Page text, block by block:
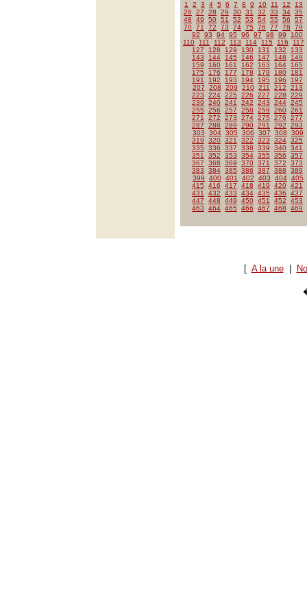
1 2 3 4 5 6 7 8 9 10 11 12
13
26
27 28 29 30 31 32 33 34 35
48
49 50 51 52 53 54 55 56
57
70 71 72 73 74 75 76 77 78
79
92
93 94 95 96 97 98 99
100
110
111 112 113 114 115 116
117
127
128 129 130 131 132
133
143
144 145 146 147 148
149
159
160 161 162 163 164
165
175
176 177 178 179 180
181
191
192 193 194 195 196
197
207
208 209 210 211 212
213
223
224 225 226 227 228
229
239
240 241 242 243 244 245
255
256 257 258 259 260 261
271
272 273 274 275 276
277
287
288 289 290 291 292
293
303
304 305 306 307 308
309
319
320 321 322 323 324 325
335
336 337 338 339 340 341
351
352 353 354 355 356
357
367
368 369 370 371 372
373
383
384 385 386 387 388
389
399
400 401 402 403 404 405
415
416 417 418 419 420 421
431
432 433 434 435 436
437
447
448 449 450 451 452
453
463
464 465 466 467 468 469
[ A la une|